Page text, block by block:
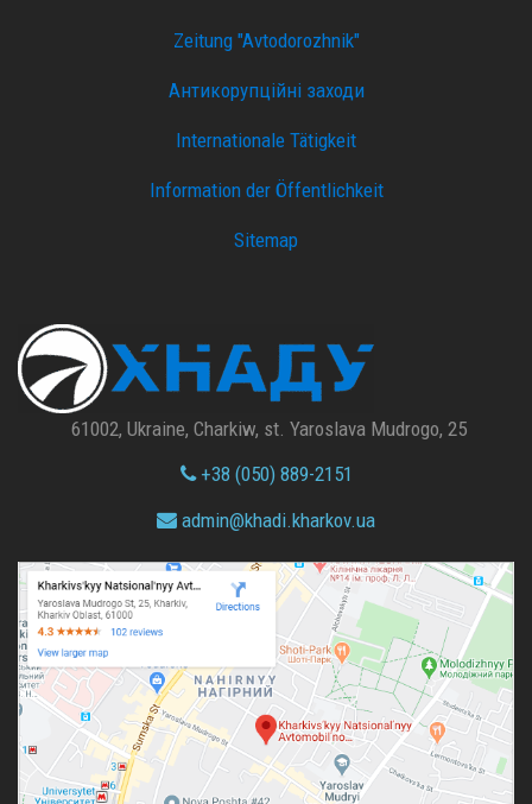
Zeitung "Avtodorozhnik"
Антикорупційні заходи
Internationale Tätigkeit
Information der Öffentlichkeit
Sitemap
61002, Ukraine, Charkiw, st. Yaroslava Mudrogo, 25
+38 (050) 889-2151
admin@khadi.kharkov.ua